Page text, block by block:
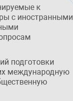
к
с иностранными
подготовки
международную